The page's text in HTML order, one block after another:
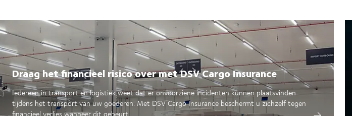
Draag het financieel risico over met DSV Cargo Insurance
Iedereen in transport en logistiek weet dat er onvoorziene incidenten kunnen plaatsvinden
tijdens het transport van uw goederen. Met DSV Cargo Insurance beschermt u zichzelf tegen
financieel verlies wanneer dit gebeurt.